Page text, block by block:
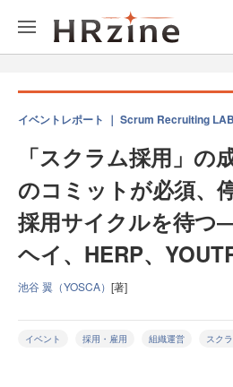
イベントレポート ｜ Scrum Recruiting
「スクラム採用」の
のコミットが必須、
採用サイクルを待つ
ヘイ、HERP、
池谷 翼（YOSCA） [著]
イベント 採用・雇用 組織運営 スク